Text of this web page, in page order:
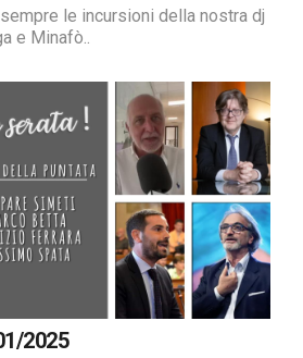
le incursioni della nostra dj
e Minafò..
2025